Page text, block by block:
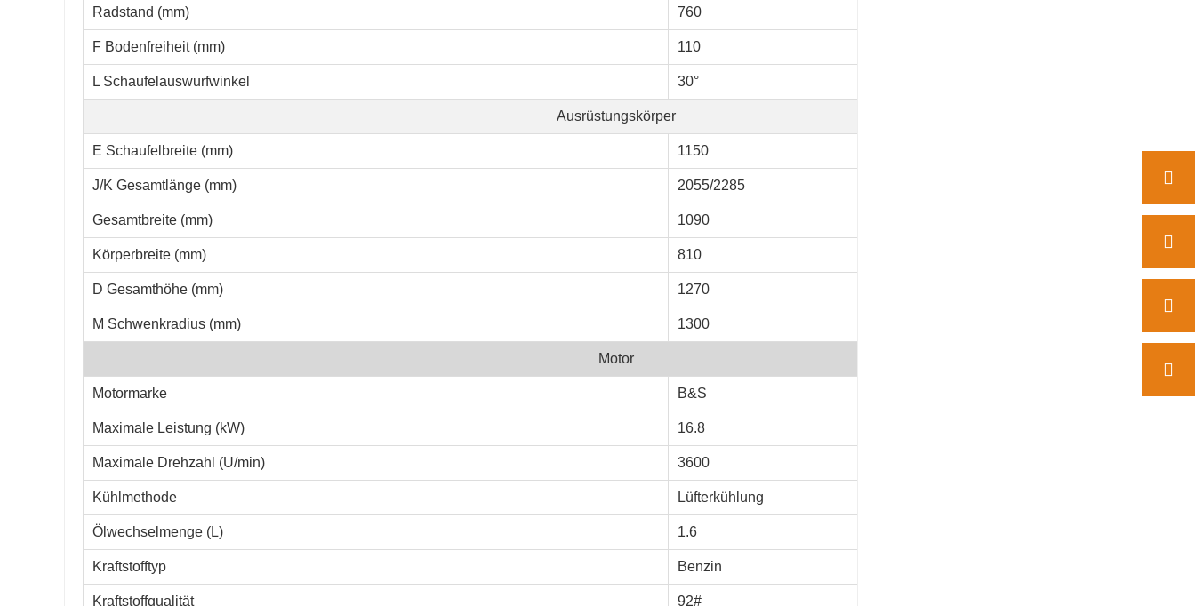
Radstand (mm) 760
F Bodenfreiheit (mm) 110
L Schaufelauswurfwinkel 30°
Ausrüstungskörper
E Schaufelbreite (mm) 1150
J/K Gesamtlänge (mm) 2055/2285
Gesamtbreite (mm) 1090
Körperbreite (mm) 810
D Gesamthöhe (mm) 1270
M Schwenkradius (mm) 1300
Motor
Motormarke B&S
Maximale Leistung (kW) 16.8
Maximale Drehzahl (U/min) 3600
Kühlmethode Lüfterkühlung
Ölwechselmenge (L) 1.6
Kraftstofftyp Benzin
Kraftstoffqualität 92#